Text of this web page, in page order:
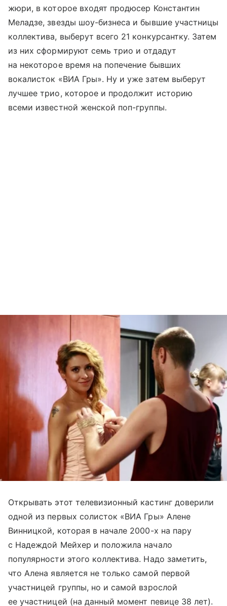
жюри, в которое входят продюсер Константин
Меладзе, звезды шоу-бизнеса и бывшие участницы
коллектива, выберут всего 21 конкурсантку. Затем
из них сформируют семь трио и отдадут
на некоторое время на попечение бывших
вокалисток «ВИА Гры». Ну и уже затем выберут
лучшее трио, которое и продолжит историю
всеми известной женской поп-группы.
Открывать этот телевизионный кастинг доверили
одной из первых солисток «ВИА Гры» Алене
Винницкой, которая в начале 2000-х на пару
с Надеждой Мейхер и положила начало
популярности этого коллектива. Надо заметить,
что Алена является не только самой первой
участницей группы, но и самой взрослой
ее участницей (на данный момент певице 38 лет).